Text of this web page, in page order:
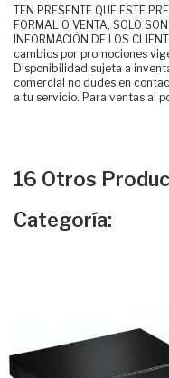
TEN PRESENTE QUE ESTE
FORMAL O VENTA, SOLO
INFORMACIÓN DE LOS
cambios por promociones
Disponibilidad sujeta a
comercial no dudes en
a tu servicio. Para ventas al
16 Otros
Categoría: